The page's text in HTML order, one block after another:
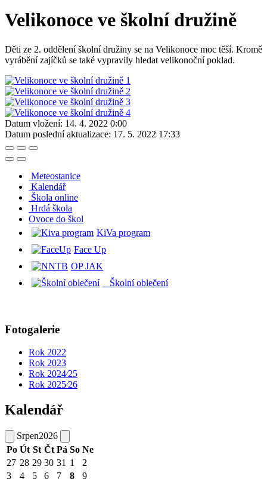
Velikonoce ve školní družině
Děti ze 2. oddělení školní družiny se na Velikonoce moc těší. Kromě
vyrábění zajíčků se také vypravily hledat velikonoční poklad.
Datum vložení: 14. 4. 2022 0:00
Datum poslední aktualizace: 17. 5. 2022 17:33
Meteostanice
Kalendář
Škola online
Hrdá škola
Ovoce do škol
KiVa program
Face Up
OP JAK
Školní oblečení
Fotogalerie
Rok 2022
Rok 2023
Rok 2024⁄25
Rok 2025⁄26
Kalendář
Srpen2026
Po Út St Čt Pá So Ne
27 28 29 30 31 1
2
3
4 5 6 7 8
9